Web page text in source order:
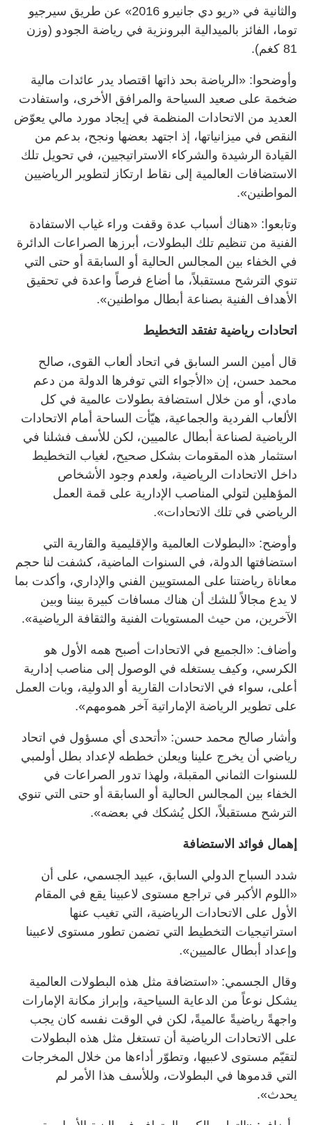
والثانية في «ريو دي جانيرو 2016» عن طريق سيرجيو
توما، الفائز بالميدالية البرونزية في رياضة الجودو (وزن
81 كغم).
وأوضحوا: «الرياضة بحد ذاتها اقتصاد يدر عائدات مالية
ضخمة على صعيد السياحة والمرافق الأخرى، واستفادت
العديد من الاتحادات المنظمة في إيجاد مورد مالي يعوّض
النقص في ميزانياتها، إذ اجتهد بعضها ونجح، بدعم من
القيادة الرشيدة والشركاء الاستراتيجيين، في تحويل تلك
الاستضافات العالمية إلى نقاط ارتكاز لتطوير الرياضيين
المواطنين».
وتابعوا: «هناك أسباب عدة وقفت وراء غياب الاستفادة
الفنية من تنظيم تلك البطولات، أبرزها الصراعات الدائرة
في الخفاء بين المجالس الحالية أو السابقة أو حتى التي
تنوي الترشح مستقبلاً، ما أضاع فرصاً واعدة في تحقيق
الأهداف الفنية بصناعة أبطال مواطنين».
اتحادات رياضية تفتقد التخطيط
قال أمين السر السابق في اتحاد ألعاب القوى، صالح
محمد حسن، إن «الأجواء التي توفرها الدولة من دعم
مادي، أو من خلال استضافة بطولات عالمية في كل
الألعاب الفردية والجماعية، هيّأت الساحة أمام الاتحادات
الرياضية لصناعة أبطال عالميين، لكن للأسف فشلنا في
استثمار هذه المقومات بشكل صحيح، لغياب التخطيط
داخل الاتحادات الرياضية، ولعدم وجود الأشخاص
المؤهلين لتولي المناصب الإدارية على قمة العمل
الرياضي في تلك الاتحادات».
وأوضح: «البطولات العالمية والإقليمية والقارية التي
استضافتها الدولة، في السنوات الماضية، كشفت لنا حجم
معاناة رياضتنا على المستويين الفني والإداري، وأكدت بما
لا يدع مجالاً للشك أن هناك مسافات كبيرة بيننا وبين
الآخرين، من حيث المستويات الفنية والثقافة الرياضية».
وأضاف: «الجميع في الاتحادات أصبح همه الأول هو
الكرسي، وكيف يستغله في الوصول إلى مناصب إدارية
أعلى، سواء في الاتحادات القارية أو الدولية، وبات العمل
على تطوير الرياضة الإماراتية آخر همومهم».
وأشار صالح محمد حسن: «أتحدى أي مسؤول في اتحاد
رياضي أن يخرج علينا ويعلن خططه لإعداد بطل أولمبي
للسنوات الثماني المقبلة، ولهذا تدور الصراعات في
الخفاء بين المجالس الحالية أو السابقة أو حتى التي تنوي
الترشح مستقبلاً، الكل يُشكك في بعضه».
إهمال فوائد الاستضافة
شدد السباح الدولي السابق، عبيد الجسمي، على أن
«اللوم الأكبر في تراجع مستوى لاعبينا يقع في المقام
الأول على الاتحادات الرياضية، التي تغيب عنها
استراتيجيات التخطيط التي تضمن تطور مستوى لاعبينا
وإعداد أبطال عالميين».
وقال الجسمي: «استضافة مثل هذه البطولات العالمية
يشكل نوعاً من الدعاية السياحية، وإبراز مكانة الإمارات
واجهةً رياضيةً عالميةً، لكن في الوقت نفسه كان يجب
على الاتحادات الرياضية أن تستغل مثل هذه البطولات
لتقيّم مستوى لاعبيها، وتطوّر أداءها من خلال المخرجات
التي قدموها في البطولات، وللأسف هذا الأمر لم
يحدث».